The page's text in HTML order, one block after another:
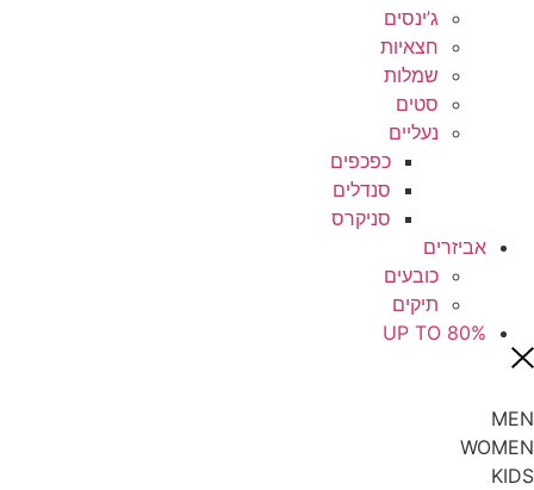
ג’ינסים
חצאיות
שמלות
סטים
נעליים
כפכפים
סנדלים
סניקרס
אביזרים
כובעים
תיקים
UP TO 80%
MEN
WOMEN
KIDS